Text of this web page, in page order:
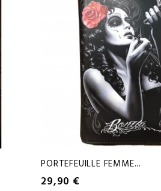
PORTEFEUILLE FEMME...
29,90 €